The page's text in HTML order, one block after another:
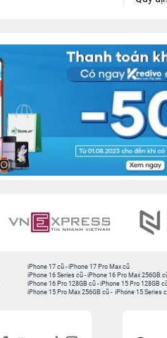
iPhone 17 cũ -iPhone 17 Pro Max cũ
iPhone 16 Series cũ - iPhone 16 Pro Max 256GB
iPhone 16 Pro 128GB cũ -iPhone 15 Pro 128GB
iPhone 15 Pro Max 256GB cũ - iPhone 15 Series